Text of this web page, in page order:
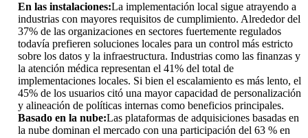
En las instalaciones:La implementación local sigue atrayendo a
industrias con mayores requisitos de cumplimiento. Alrededor del
37% de las organizaciones en sectores fuertemente regulados
todavía prefieren soluciones locales para un control más estricto
sobre los datos y la infraestructura. Industrias como las finanzas y
la atención médica representan el 41% del total de
implementaciones locales. Si bien el escalamiento es más lento, el
45% de los usuarios citó una mayor capacidad de personalización
y alineación de políticas internas como beneficios principales.
Basado en la nube:Las plataformas de adquisiciones basadas en
la nube dominan el mercado con una participación del 63 % en